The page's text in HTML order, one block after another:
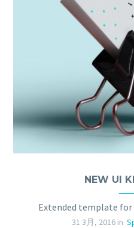
NEW UI
Extended template
31 3月, 2016 in